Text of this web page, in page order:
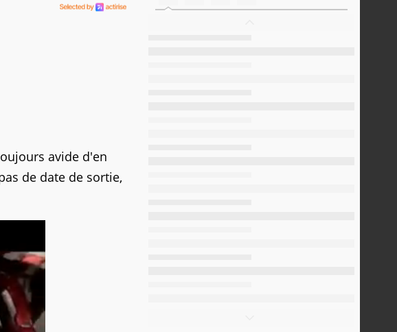
avide d'en
de date de sortie,